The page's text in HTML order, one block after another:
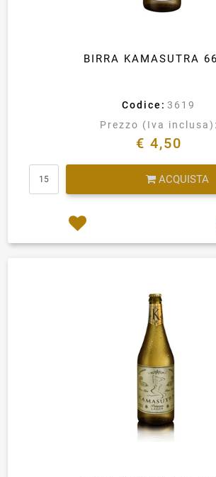
BIRRA KAMASUTRA
Codice: 3619
Prezzo (Iva inclusa):
€ 4,50
ACQUISTA